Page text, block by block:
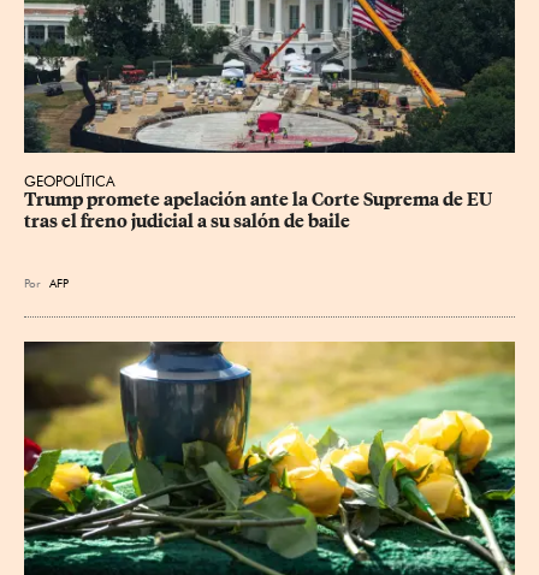
GEOPOLÍTICA
Trump promete apelación ante la Corte Suprema de EU
tras el freno judicial a su salón de baile
Por AFP